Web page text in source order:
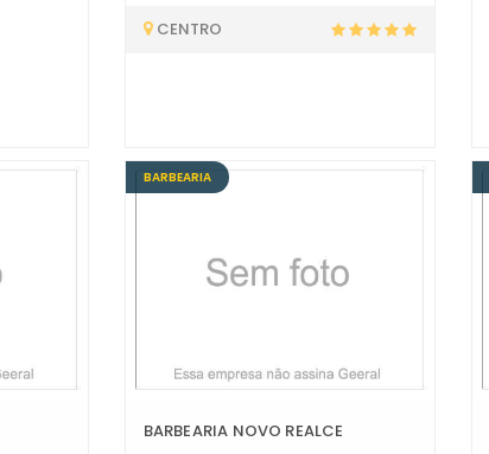
CENTRO
BARBEARIA
BARBEARIA NOVO REALCE